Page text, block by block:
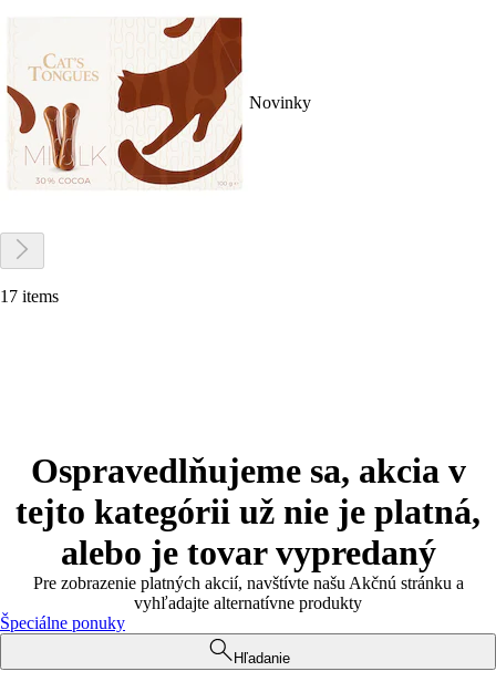
Novinky
17 items
Ospravedlňujeme sa, akcia v
tejto kategórii už nie je platná,
alebo je tovar vypredaný
Pre zobrazenie platných akcií, navštívte našu Akčnú stránku a
vyhľadajte alternatívne produkty
Špeciálne ponuky
Hľadanie